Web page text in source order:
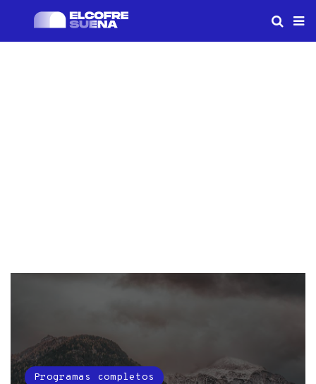
Programas completos